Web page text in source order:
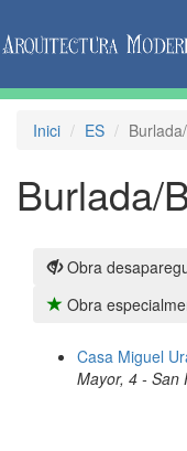
Inici ES
Burlada/
Obra
Obra
Casa Miguel
Mayor, 4 - San